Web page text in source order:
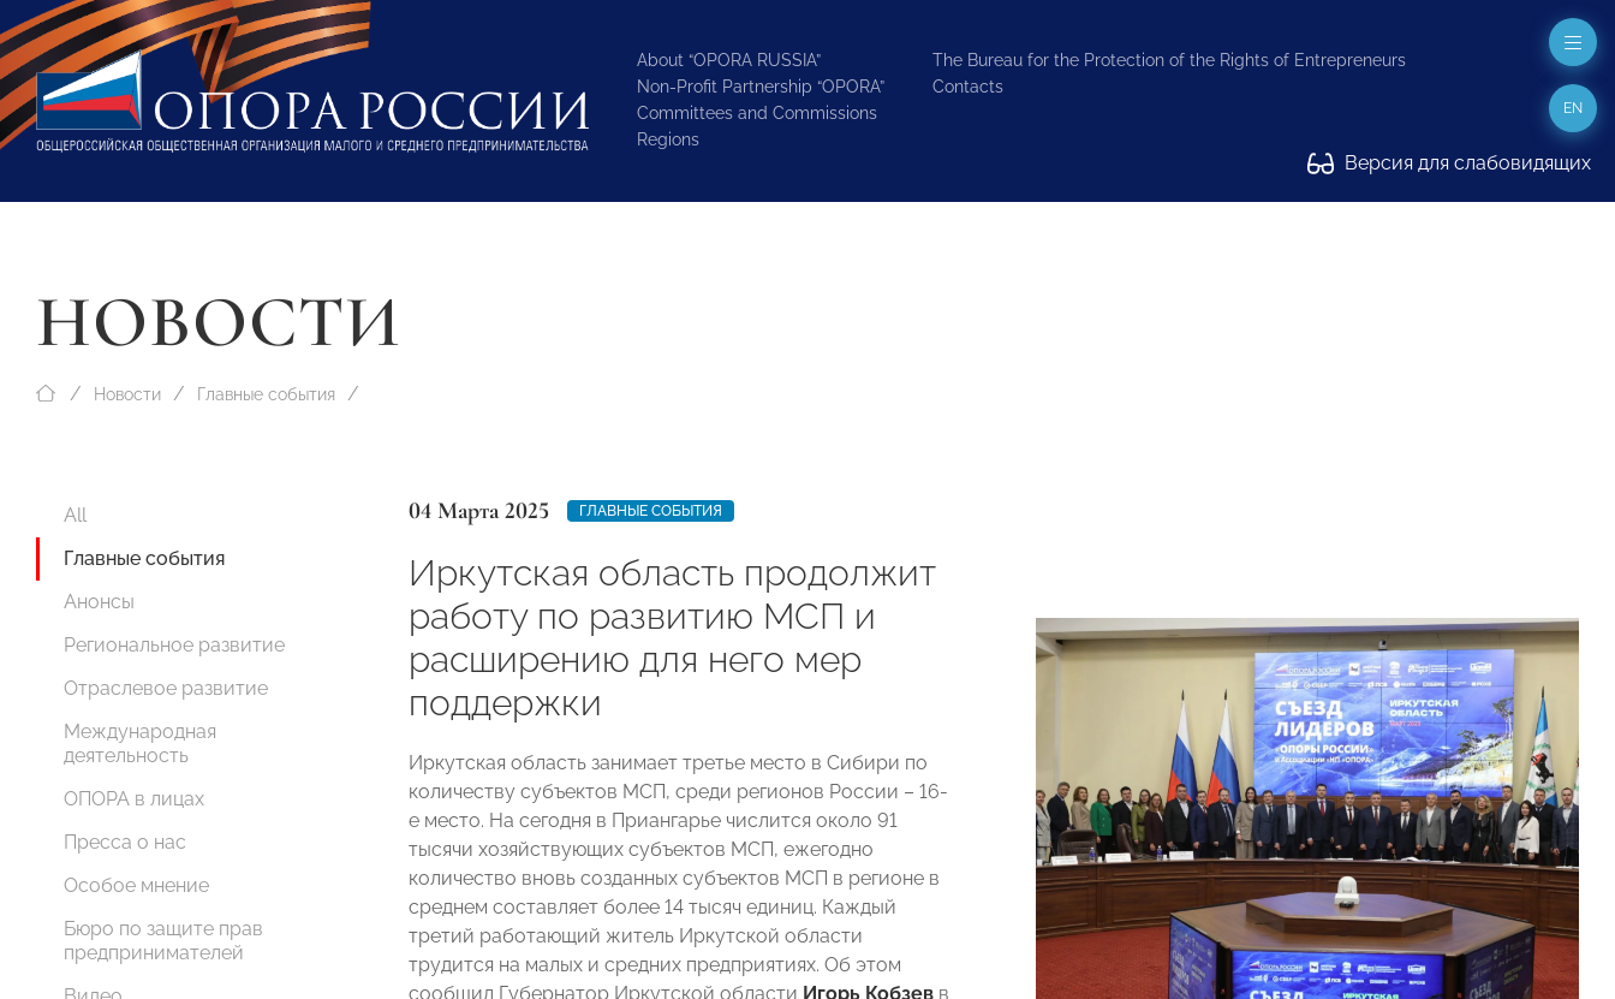
About “OPORA RUSSIA”
Non-Profit Partnership “OPORA”
Committees and Commissions
Regions
The Bureau for the Protection of the Rights of Entrepreneurs
Contacts
Версия для слабовидящих
EN
НОВОСТИ
Новости Главные события
All
Главные события
Анонсы
Региональное развитие
Отраслевое развитие
Международная
деятельность
ОПОРА в лицах
Пресса о нас
Особое мнение
Бюро по защите прав
предпринимателей
04 Марта 2025 ГЛАВНЫЕ СОБЫТИЯ
Иркутская область продолжит
работу по развитию МСП и
расширению для него мер
поддержки
Иркутская область занимает третье место в Сибири по
количеству субъектов МСП, среди регионов России – 16-
е место. На сегодня в Приангарье числится около 91
тысячи хозяйствующих субъектов МСП, ежегодно
количество вновь созданных субъектов МСП в регионе в
среднем составляет более 14 тысяч единиц. Каждый
третий работающий житель Иркутской области
трудится на малых и средних предприятиях. Об этом
сообщил Губернатор Иркутской области Игорь Кобзев в